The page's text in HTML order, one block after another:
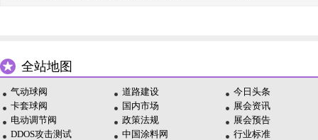
全站地图
气动球阀
卡套球阀
电动调节阀
DDOS攻击测试
道路建设
国内市场
政策法规
中国涂料网
今日头条
展会资讯
展会预告
行业标准